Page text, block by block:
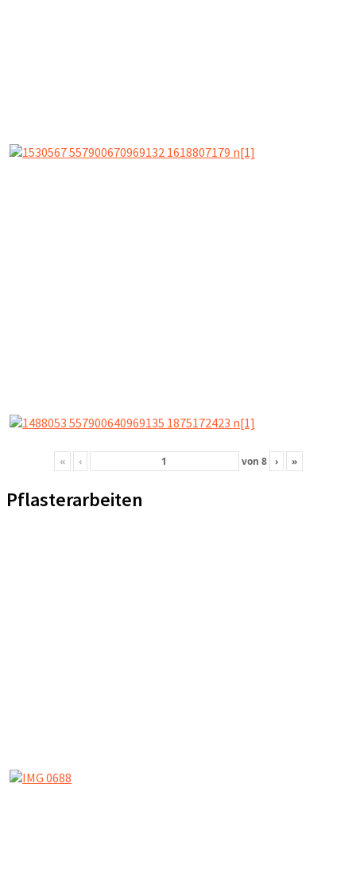
« ‹ von 8 › »
Pflasterarbeiten